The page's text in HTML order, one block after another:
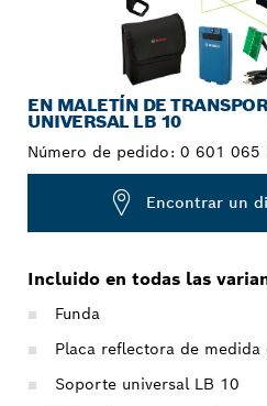
EN MALETÍN DE
UNIVERSAL LB 10
Número de pedido: 0 601 065
Encontrar un
Incluido en todas las
Funda
Placa reflectora de medida
Soporte universal LB 10